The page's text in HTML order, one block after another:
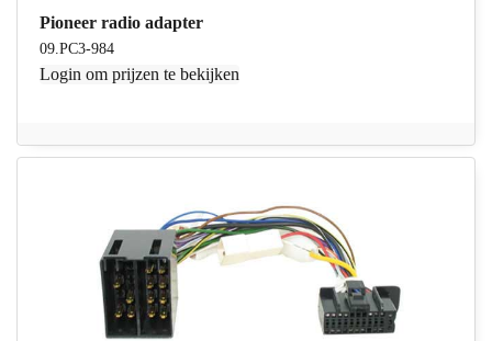
Pioneer radio adapter
09.PC3-984
Login om prijzen te bekijken